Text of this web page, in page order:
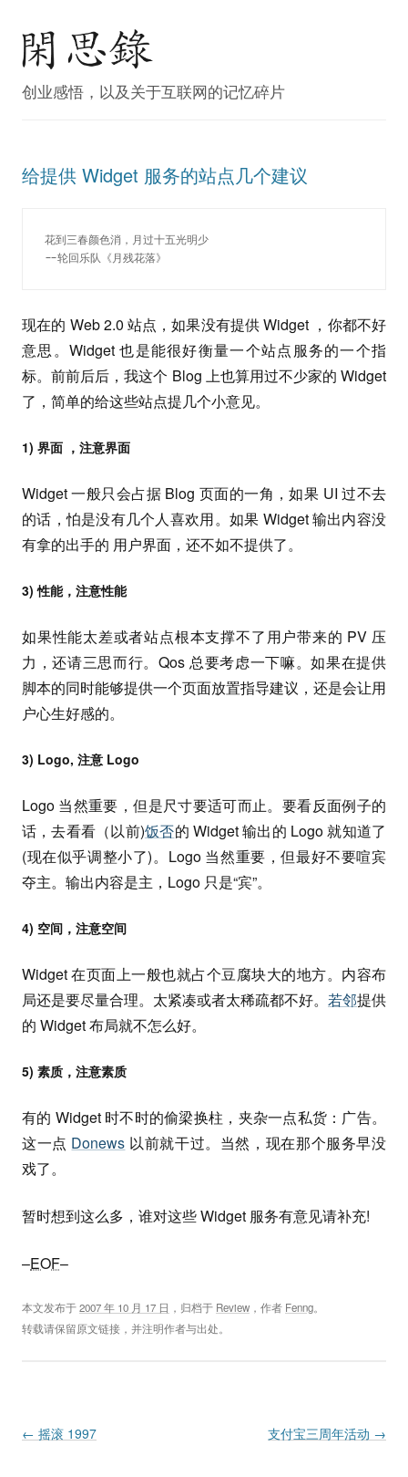
创业感悟，以及关于互联网的记忆碎片
给提供 Widget 服务的站点几个建议
花到三春颜色消，月过十五光明少
--轮回乐队《月残花落》
现在的 Web 2.0 站点，如果没有提供 Widget ，你都不好
意思。Widget 也是能很好衡量一个站点服务的一个指
标。前前后后，我这个 Blog 上也算用过不少家的 Widget
了，简单的给这些站点提几个小意见。
1) 界面 ，注意界面
Widget 一般只会占据 Blog 页面的一角，如果 UI 过不去
的话，怕是没有几个人喜欢用。如果 Widget 输出内容没
有拿的出手的 用户界面，还不如不提供了。
3) 性能，注意性能
如果性能太差或者站点根本支撑不了用户带来的 PV 压
力，还请三思而行。Qos 总要考虑一下嘛。如果在提供
脚本的同时能够提供一个页面放置指导建议，还是会让用
户心生好感的。
3) Logo, 注意 Logo
Logo 当然重要，但是尺寸要适可而止。要看反面例子的
话，去看看（以前)饭否的 Widget 输出的 Logo 就知道了
(现在似乎调整小了)。Logo 当然重要，但最好不要喧宾
夺主。输出内容是主，Logo 只是“宾”。
4) 空间，注意空间
Widget 在页面上一般也就占个豆腐块大的地方。内容布
局还是要尽量合理。太紧凑或者太稀疏都不好。 若邻提供
的 Widget 布局就不怎么好。
5) 素质，注意素质
有的 Widget 时不时的偷梁换柱，夹杂一点私货：广告。
这一点 Donews 以前就干过。当然，现在那个服务早没
戏了。
暂时想到这么多，谁对这些 Widget 服务有意见请补充!
–EOF–
本文发布于2007 年 10 月 17 日 ，归档于 Review ，作者 Fenng。
转载请保留原文链接，并注明作者与出处。
Post navigation
← 摇滚 1997 支付宝三周年活动 →